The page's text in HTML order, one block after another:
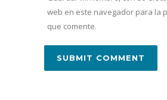
web en este navegador para la
que comente.